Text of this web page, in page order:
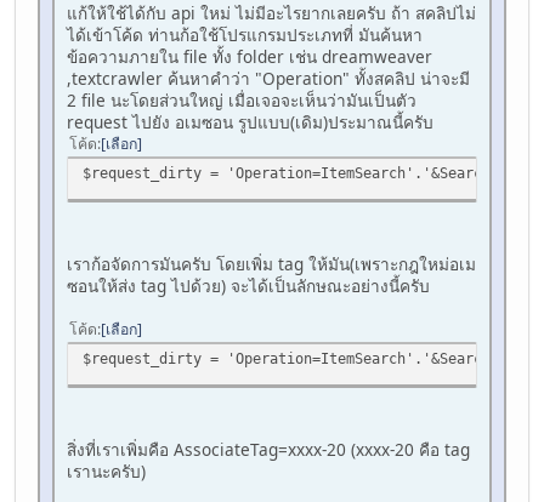
แก้ให้ใช้ได้กับ api ใหม่ ไม่มีอะไรยากเลยครับ ถ้า สคลิปไม่
ได้เข้าโค้ด ท่านก้อใช้โปรแกรมประเภทที่ มันค้นหา
ข้อความภายใน file ทั้ง folder เช่น dreamweaver
,textcrawler ค้นหาคำว่า "Operation" ทั้งสคลิป น่าจะมี
2 file นะโดยส่วนใหญ่ เมื่อเจอจะเห็นว่ามันเป็นตัว
request ไปยัง อเมซอน รูปแบบ(เดิม)ประมาณนี้ครับ
โค้ด เลือก
$request_dirty =
เราก้อจัดการมันครับ โดยเพิ่ม tag ให้มัน(เพราะกฎใหม่อเม
ซอนให้ส่ง tag ไปด้วย) จะได้เป็นลักษณะอย่างนี้ครับ
โค้ด เลือก
$request_dirty =
สิ่งที่เราเพิ่มคือ AssociateTag=xxxx-20 (xxxx-20 คือ tag
เรานะครับ)